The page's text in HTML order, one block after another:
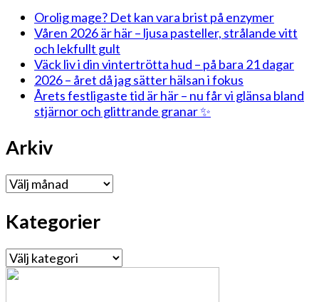
Orolig mage? Det kan vara brist på enzymer
Våren 2026 är här – ljusa pasteller, strålande vitt
och lekfullt gult
Väck liv i din vintertrötta hud – på bara 21 dagar
2026 – året då jag sätter hälsan i fokus
Årets festligaste tid är här – nu får vi glänsa bland
stjärnor och glittrande granar ✨
Arkiv
Arkiv
Kategorier
Kategorier